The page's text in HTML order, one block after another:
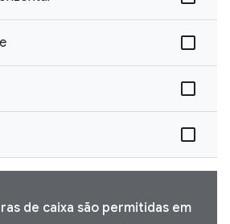
de caixa são permitidas em